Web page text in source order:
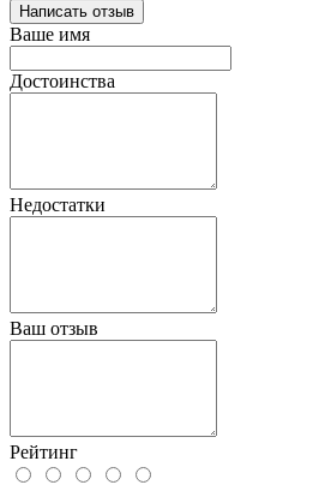
Написать отзыв
Ваше имя
Достоинства
Недостатки
Ваш отзыв
Рейтинг